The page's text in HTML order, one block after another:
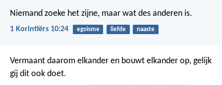
Niemand zoeke het zijne, maar wat des anderen is.
1 Korintiërs 10:24 egoisme liefde naaste
Vermaant daarom elkander en bouwt elkander op, gelijk
gij dit ook doet.